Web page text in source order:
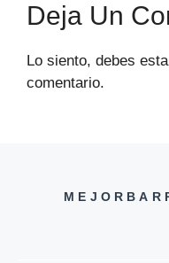
Deja Un
Lo siento, debes
comentario.